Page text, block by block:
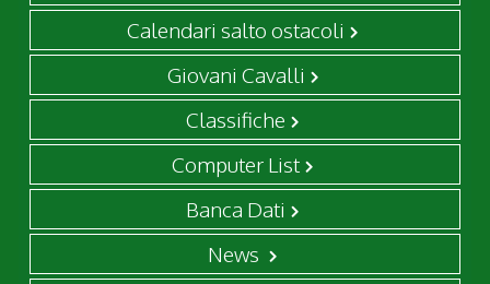
Calendari salto ostacoli
Giovani Cavalli
Classifiche
Computer List
Banca Dati
News